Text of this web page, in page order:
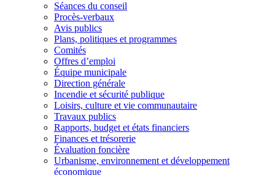
Séances du conseil
Procès-verbaux
Avis publics
Plans, politiques et programmes
Comités
Offres d’emploi
Équipe municipale
Direction générale
Incendie et sécurité publique
Loisirs, culture et vie communautaire
Travaux publics
Rapports, budget et états financiers
Finances et trésorerie
Évaluation foncière
Urbanisme, environnement et développement
économique